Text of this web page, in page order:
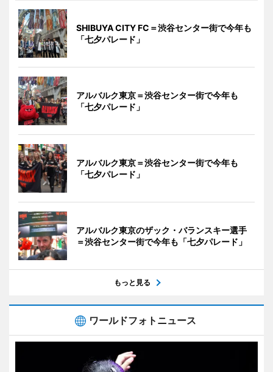
SHIBUYA CITY FC＝渋谷センター街で今年も
「七夕パレード」
アルバルク東京＝渋谷センター街で今年も
「七夕パレード」
アルバルク東京＝渋谷センター街で今年も
「七夕パレード」
アルバルク東京のザック・バランスキー選手
＝渋谷センター街で今年も「七夕パレード」
もっと見る
ワールドフォトニュース